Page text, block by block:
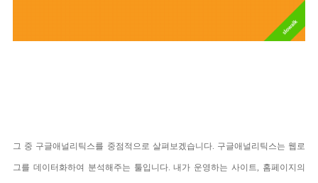
그 중 구글애널리틱스를 중점적으로 살펴보겠습니다. 구글애널리틱스는 웹로
그를 데이터화하여 분석해주는 툴입니다. 내가 운영하는 사이트, 홈페이지의